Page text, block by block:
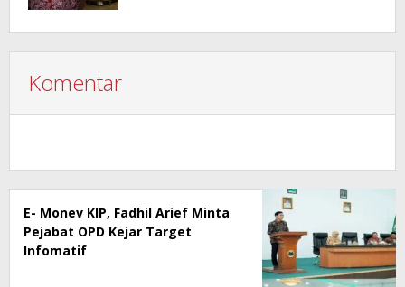
Komentar
E- Monev KIP, Fadhil Arief Minta
Pejabat OPD Kejar Target
Infomatif